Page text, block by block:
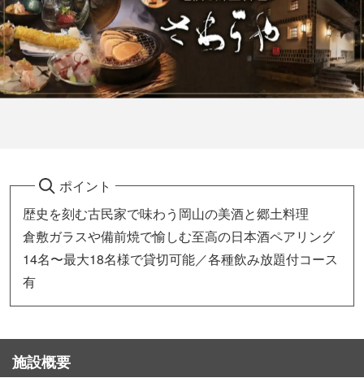
ポイント
歴史を刻む古民家で味わう岡山の美酒と郷土料理
倉敷ガラスや備前焼で愉しむ至高の日本酒ペアリング
14名〜最大18名様で貸切可能／各種飲み放題付コース
有
施設概要